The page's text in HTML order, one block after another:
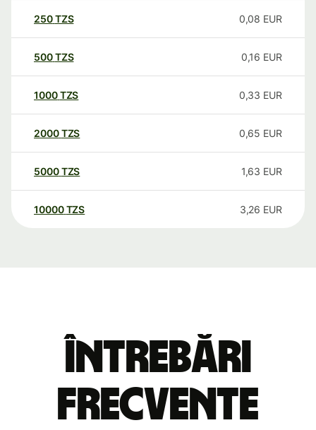
250TZS 0,08 EUR
500TZS 0,16 EUR
1000TZS 0,33 EUR
2000TZS 0,65 EUR
5000TZS 1,63 EUR
10000 TZS 3,26 EUR
Întrebări
frecvente